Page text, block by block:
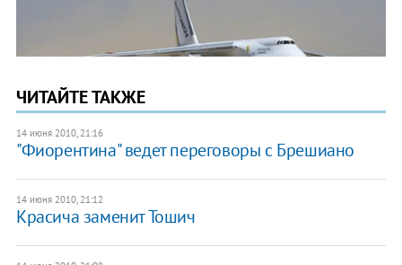
ЧИТАЙТЕ ТАКЖЕ
14 июня 2010, 21:16
"Фиорентина" ведет переговоры с Брешиано
14 июня 2010, 21:12
Красича заменит Тошич